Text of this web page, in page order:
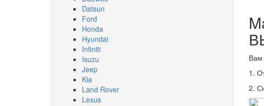
Datsun
Ford
Honda
Hyundai
Infiniti
Isuzu
Jeep
Kia
Land Rover
Lexus
Вам
1.
2.